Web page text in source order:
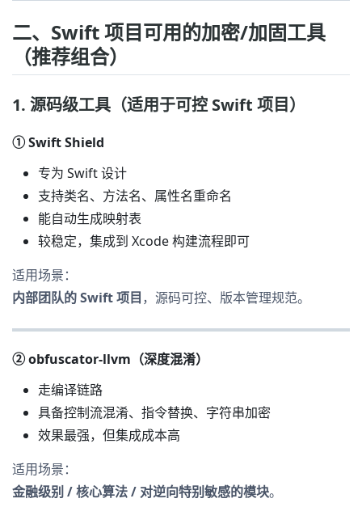
二、Swift 项目可用的加密/加固工具
（推荐组合）
1. 源码级工具（适用于可控 Swift 项目）
① Swift Shield
专为 Swift 设计
支持类名、方法名、属性名重命名
能自动生成映射表
较稳定，集成到 Xcode 构建流程即可
适用场景：
内部团队的 Swift 项目，源码可控、版本管理规范。
② obfuscator-llvm （深度混淆）
走编译链路
具备控制流混淆、指令替换、字符串加密
效果最强，但集成成本高
适用场景：
金融级别 / 核心算法 / 对逆向特别敏感的模块。